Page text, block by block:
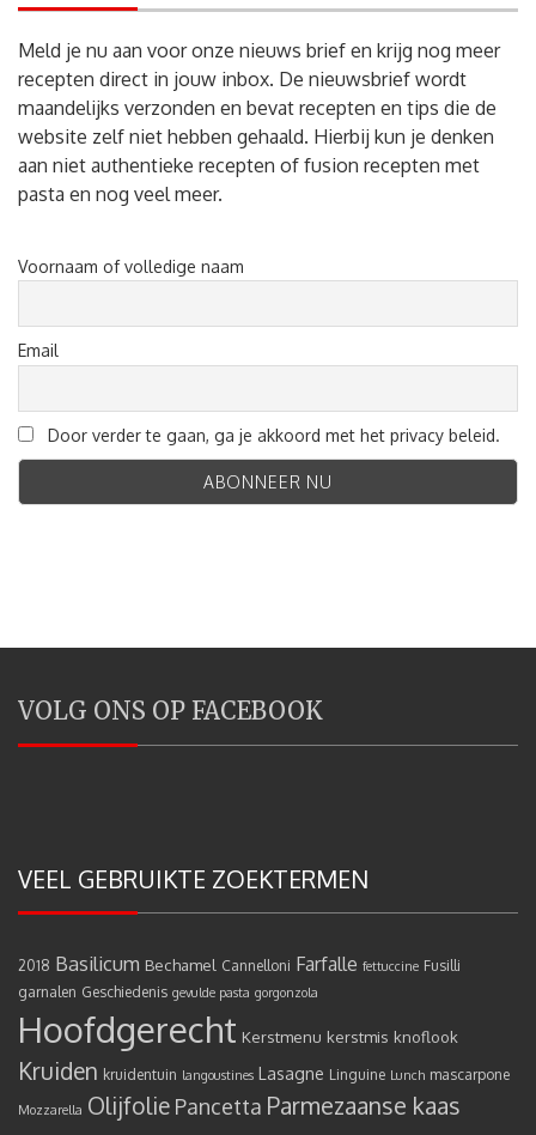
Meld je nu aan voor onze nieuws brief en krijg nog meer
recepten direct in jouw inbox. De nieuwsbrief wordt
maandelijks verzonden en bevat recepten en tips die de
website zelf niet hebben gehaald. Hierbij kun je denken
aan niet authentieke recepten of fusion recepten met
pasta en nog veel meer.
Voornaam of volledige naam
Email
Door verder te gaan, ga je akkoord met het privacy beleid.
VOLG ONS OP FACEBOOK
VEEL GEBRUIKTE ZOEKTERMEN
2018 Basilicum Bechamel Cannelloni Farfalle fettuccine Fusilli
garnalen Geschiedenis gevulde pasta gorgonzola
Hoofdgerecht Kerstmenu kerstmis knoflook
Kruiden kruidentuin langoustines Lasagne Linguine Lunch mascarpone
Mozzarella Olijfolie Pancetta Parmezaanse kaas